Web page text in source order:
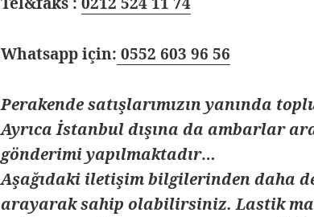
Whatsapp için: 0552 603 96 56
Perakende satışlarımızın yanında
Ayrıca İstanbul dışına da ambarlar
gönderimi yapılmaktadır…
Aşağıdaki iletişim bilgilerinden daha
arayarak sahip olabilirsiniz. Lastik